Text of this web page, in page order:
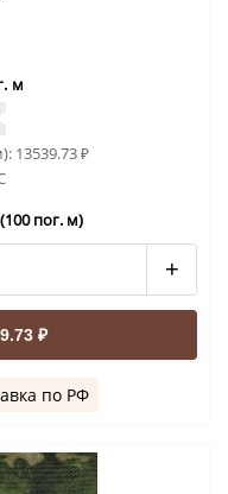
м
13539.73₽
пог. м)
+
₽
по РФ